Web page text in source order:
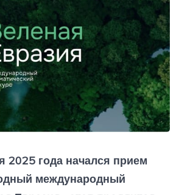
2025 года начался прием
международный